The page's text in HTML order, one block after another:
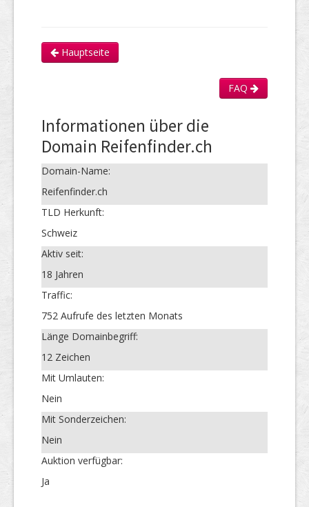
Hauptseite
FAQ
Informationen über die
Domain Reifenfinder.ch
Domain-Name:
Reifenfinder.ch
TLD Herkunft:
Schweiz
Aktiv seit:
18 Jahren
Traffic:
752 Aufrufe des letzten Monats
Länge Domainbegriff:
12 Zeichen
Mit Umlauten:
Nein
Mit Sonderzeichen:
Nein
Auktion verfügbar:
Ja